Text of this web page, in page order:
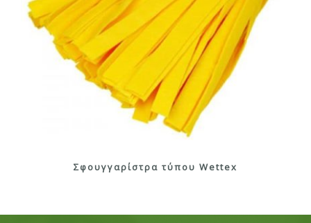
Σφουγγαρίστρα τύπου Wettex